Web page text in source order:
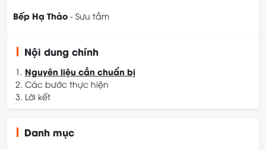
Bếp Hạ Thảo - Sưu tầm
Nội dung chính
Nguyên liệu cần chuẩn bị
Các bước thực hiện
Bước 1: Sơ chế mực
Bước 4: Hoàn thành và thưởng thức
Lời kết
Danh mục